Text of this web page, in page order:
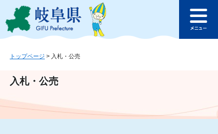
ジ
ュ
文
このページの本文へ
ュ
トップページ > 入札・公売
入札・公売